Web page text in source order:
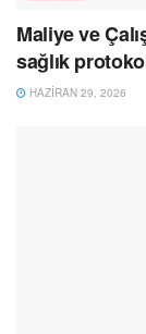
Maliye ve
sağlık
HAZIRAN 29, 2026